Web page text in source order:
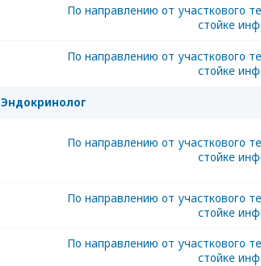
По направлению от участкового
стойке
По направлению от участкового
стойке
Эндокринолог
По направлению от участкового
стойке
По направлению от участкового
стойке
По направлению от участкового
стойке